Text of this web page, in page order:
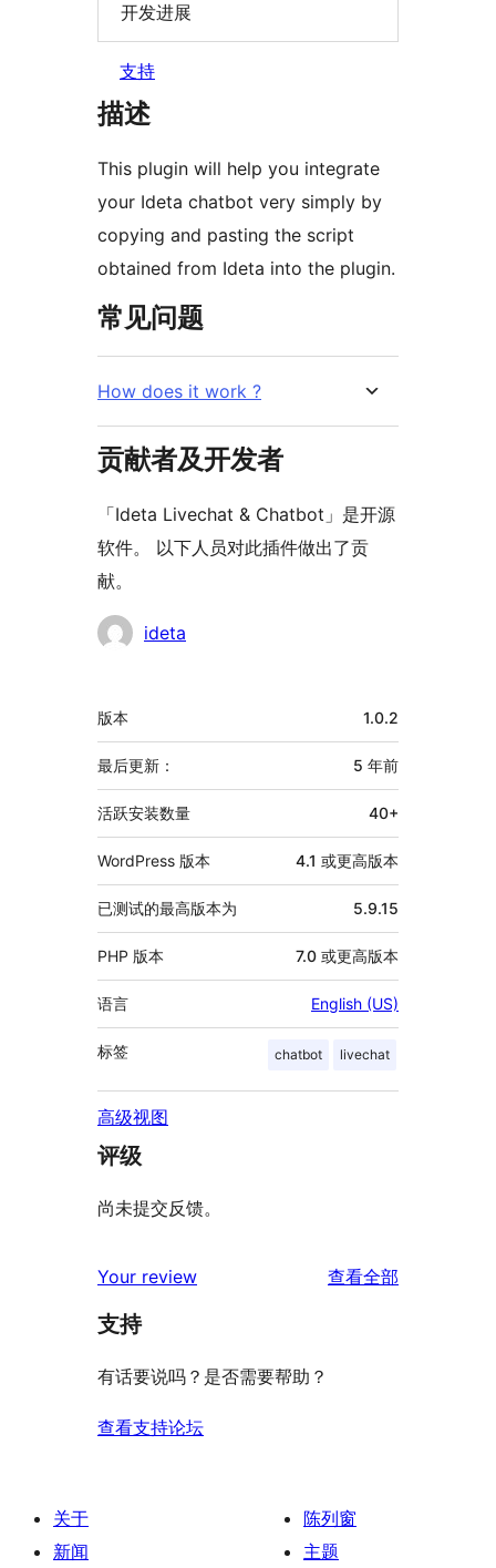
开发进展
支持
描述
This plugin will help you integrate
your Ideta chatbot very simply by
copying and pasting the script
obtained from Ideta into the plugin.
常见问题
How does it work ?
贡献者及开发者
「Ideta Livechat & Chatbot」是开源
软件。 以下人员对此插件做出了贡
献。
贡
ideta
额
外
信
息
版本 1.0.2
最后更新： 5 年前
活跃安装数量 40+
WordPress 版本 4.1 或更高版本
已测试的最高版本为 5.9.15
PHP 版本 7.0 或更高版本
语言 English (US)
标签 chatbot livechat
高级视图
评级
尚未提交反馈。
Your review 查看全部
支持
有话要说吗？是否需要帮助？
查看支持论坛
关于
新闻
陈列窗
主题